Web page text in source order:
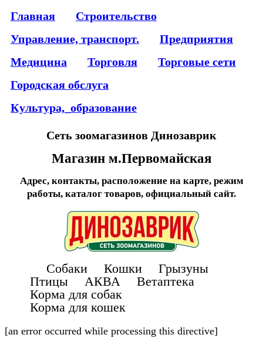
Главная
Строительство
Управление, транспорт.
Предприятия
Медицина
Торговля
Торговые сети
Городская обслуга
Культура,_образование
Сеть зоомагазинов Динозаврик
Магазин м.Первомайская
Адрес, контакты, расположение на карте, режим
работы, каталог товаров, официальный сайт.
Собаки Кошки Грызуны
Птицы АКВА Ветаптека
Корма для собак
Корма для кошек
[an error occurred while processing this directive]